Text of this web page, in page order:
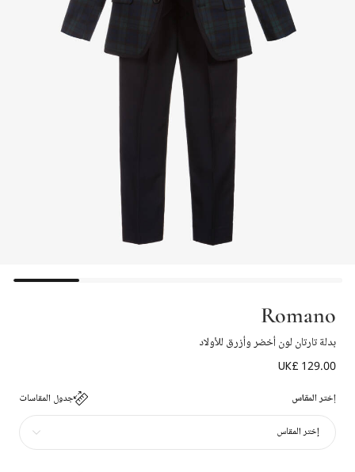
Romano
بدلة تارتان لون أخضر وأزرق للأولاد
UK£ 129.00
إختر المقاس جدول المقاسات
إختر المقاس